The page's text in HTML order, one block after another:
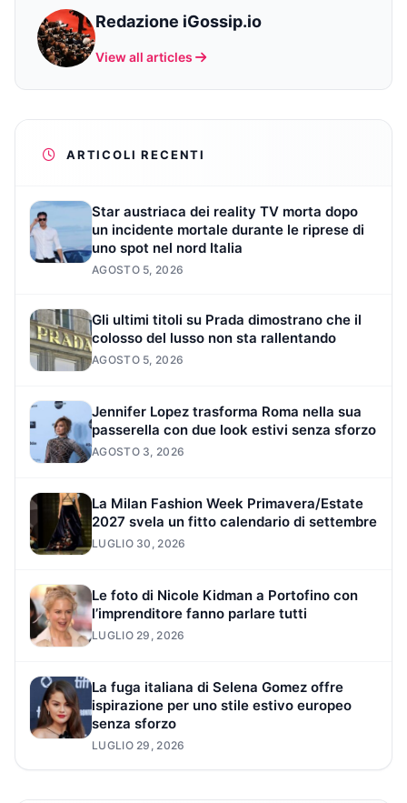
Redazione iGossip.io
View all articles
ARTICOLI RECENTI
Star austriaca dei reality TV morta dopo
un incidente mortale durante le riprese di
uno spot nel nord Italia
AGOSTO 5, 2026
Gli ultimi titoli su Prada dimostrano che il
colosso del lusso non sta rallentando
AGOSTO 5, 2026
Jennifer Lopez trasforma Roma nella sua
passerella con due look estivi senza sforzo
AGOSTO 3, 2026
La Milan Fashion Week Primavera/Estate
2027 svela un fitto calendario di settembre
LUGLIO 30, 2026
Le foto di Nicole Kidman a Portofino con
l’imprenditore fanno parlare tutti
LUGLIO 29, 2026
La fuga italiana di Selena Gomez offre
ispirazione per uno stile estivo europeo
senza sforzo
LUGLIO 29, 2026